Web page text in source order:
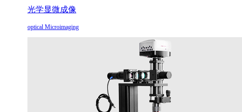
光学显微成像
optical Microimaging